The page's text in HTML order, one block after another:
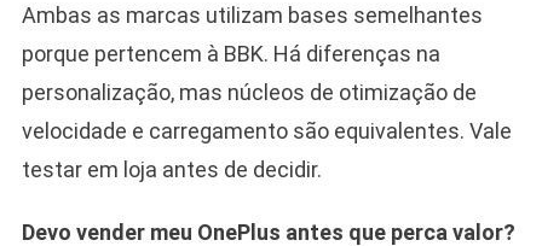
Ambas as marcas utilizam bases semelhantes
porque pertencem à BBK. Há diferenças na
personalização, mas núcleos de otimização de
velocidade e carregamento são equivalentes. Vale
testar em loja antes de decidir.
Devo vender meu OnePlus antes que perca valor?